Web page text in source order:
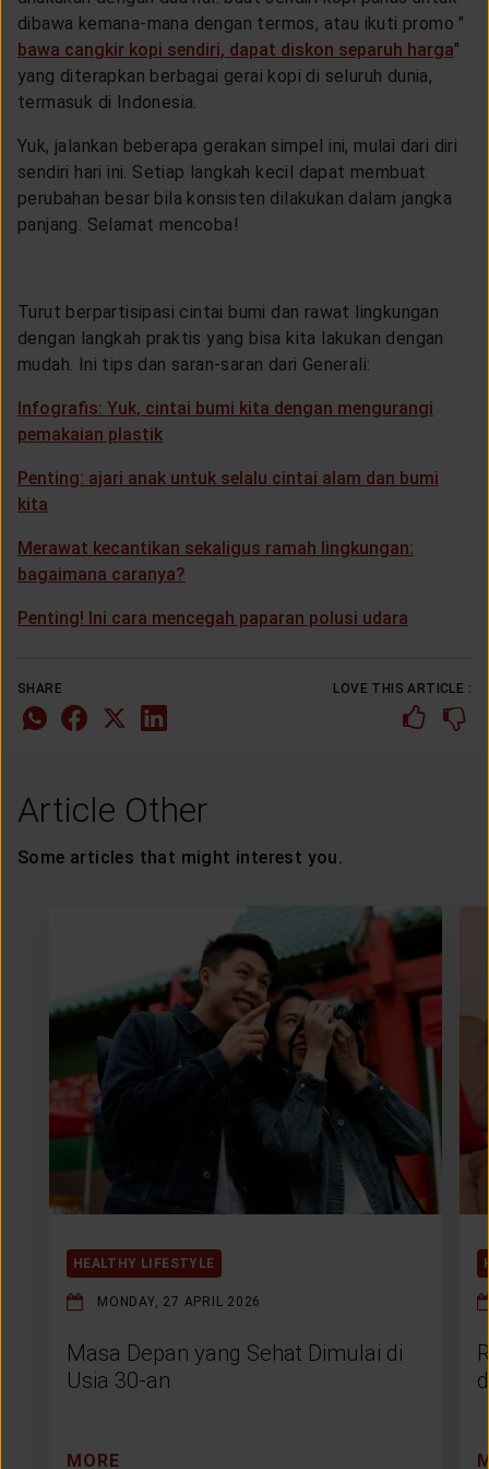
dibawa kemana-mana dengan termos, atau ikuti promo "
bawa cangkir kopi sendiri, dapat diskon separuh harga"
yang diterapkan berbagai gerai kopi di seluruh dunia,
termasuk di Indonesia.
Yuk, jalankan beberapa gerakan simpel ini, mulai dari diri
sendiri hari ini. Setiap langkah kecil dapat membuat
perubahan besar bila konsisten dilakukan dalam jangka
panjang. Selamat mencoba!
Turut berpartisipasi cintai bumi dan rawat lingkungan
dengan langkah praktis yang bisa kita lakukan dengan
mudah. Ini tips dan saran-saran dari Generali:
Infografis: Yuk, cintai bumi kita dengan mengurangi
pemakaian plastik
Penting: ajari anak untuk selalu cintai alam dan bumi
kita
Merawat kecantikan sekaligus ramah lingkungan:
bagaimana caranya?
Penting! Ini cara mencegah paparan polusi udara
SHARE LOVE THIS ARTICLE :
Article Other
Some articles that might interest you.
HEALTHY LIFESTYLE
MONDAY, 27 APRIL 2026
Masa Depan yang Sehat Dimulai di
Usia 30-an
MORE